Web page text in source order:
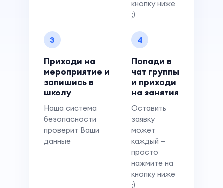
кнопку ниже
;)
3
Приходи на
мероприятие и
запишись в
школу
Наша система
безопасности
проверит Ваши
данные
4
Попади в
чат группы
и приходи
на занятия
Оставить
заявку
может
каждый —
просто
нажмите на
кнопку ниже
;)